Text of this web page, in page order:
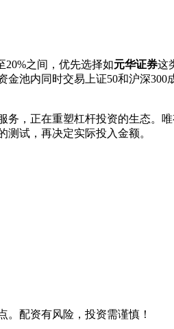
20%之间，优先选择如元华证券这
金池内同时交易上证50和沪深
务，正在重塑杠杆投资的生态。
测试，再决定实际投入金额。
配资有风险，投资需谨慎！